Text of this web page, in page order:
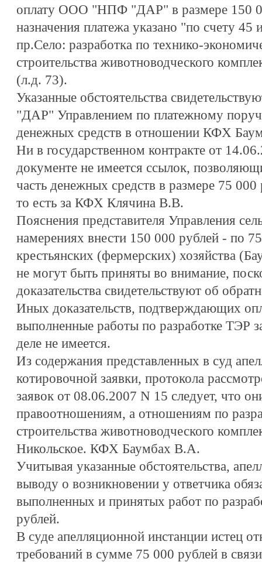
оплату ООО "НПФ "ДАР" в размере 150
назначения платежа указано "по счету
пр.Село: разработка по технико-
строительства животноводческого
(л.д. 73).
Указанные обстоятельства
"ДАР" Управлением по платежному
денежных средств в отношении КФХ
Ни в государственном контракте от
документе не имеется ссылок,
часть денежных средств в размере 75 000
то есть за КФХ Клячина В.В.
Пояснения представителя Управления
намерениях внести 150 000 рублей - по
крестьянских (фермерских) хозяйства
не могут быть приняты во внимание,
доказательства свидетельствуют об
Иных доказательств, подтверждающих
выполненные работы по разработке ТЭР
деле не имеется.
Из содержания представленных в суд
котировочной заявки, протокола
заявок от 08.06.2007 N 15 следует, что
правоотношениям, а отношениям по
строительства животноводческого
Никольское. КФХ Баумбах В.А.
Учитывая указанные обстоятельства,
выводу о возникновении у ответчика
выполненных и принятых работ по
рублей.
В суде апелляционной инстанции истец
требований в сумме 75 000 рублей в